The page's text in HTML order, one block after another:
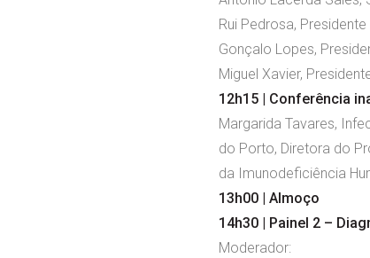
Rui Pedrosa,
Gonçalo Lopes,
Miguel Xavier,
12h15 | Conferência
Margarida Tavares,
do Porto, Diretora do
da Imunodeficiência
13h00 | Almoço
14h30 |
Painel 2 –
Moderador: